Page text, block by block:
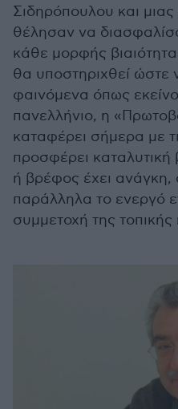
Σιδηρόπουλου και
θέλησαν να
κάθε µορφής
θα υποστηριχθεί
φαινόµενα όπως
πανελλήνιο, η
καταφέρει σήµερα µε
προσφέρει καταλυτική
ή βρέφος έχει ανάγκη,
παράλληλα το ενεργό
συµµετοχή της